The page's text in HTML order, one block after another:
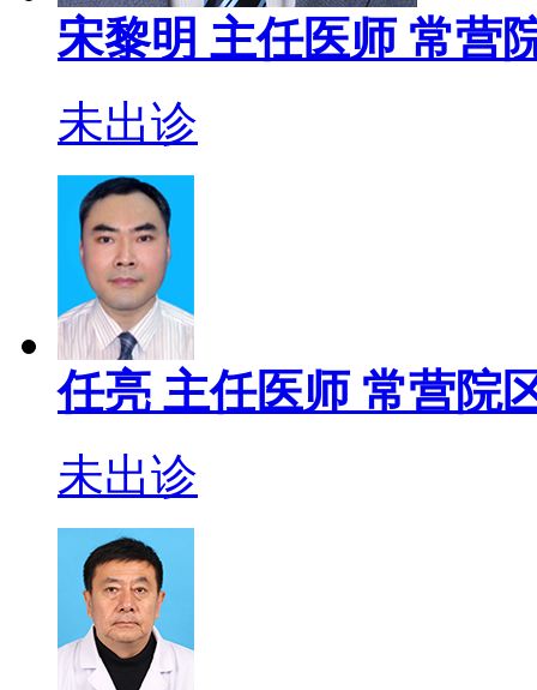
宋黎明 主任医师 常营
未出诊
任亮 主任医师 常营院
未出诊